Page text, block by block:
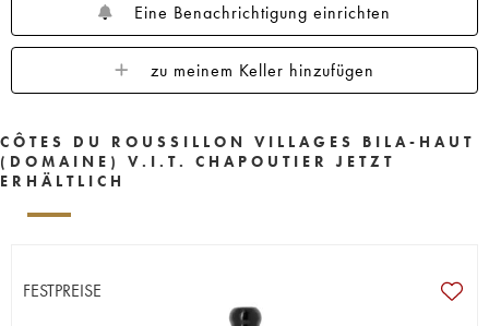
Eine Benachrichtigung einrichten
zu meinem Keller hinzufügen
CÔTES DU ROUSSILLON VILLAGES BILA-HAUT
(DOMAINE) V.I.T. CHAPOUTIER JETZT
ERHÄLTLICH
FESTPREISE